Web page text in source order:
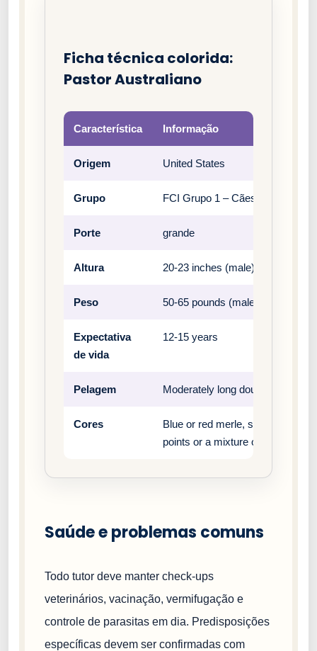
Ficha técnica colorida:
Pastor Australiano
Característica Informação
Origem United States
Grupo FCI Grupo 1 – Cães pastores e
Porte grande
Altura 20-23 inches (male), 18-21
Peso 50-65 pounds (male), 40-55
Expectativa
de vida
12-15 years
Pelagem Moderately long double coat
Cores
Blue or red merle, solid black or
points or a mixture of all
Saúde e problemas comuns
Todo tutor deve manter check-ups
veterinários, vacinação, vermifugação e
controle de parasitas em dia. Predisposições
específicas devem ser confirmadas com